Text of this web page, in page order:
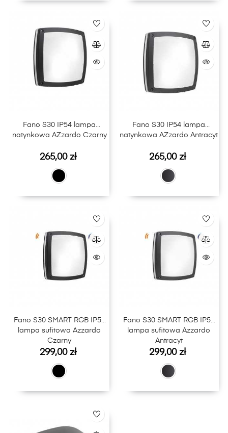
Fano S30 IP54 lampa
natynkowa AZzardo Czarny
Cena
265,00 zł
Fano S30 IP54 lampa
natynkowa AZzardo Antracyt
Cena
265,00 zł
Fano S30 SMART RGB IP54
lampa sufitowa Azzardo
Czarny
Cena
299,00 zł
Fano S30 SMART RGB IP54
lampa sufitowa Azzardo
Antracyt
Cena
299,00 zł